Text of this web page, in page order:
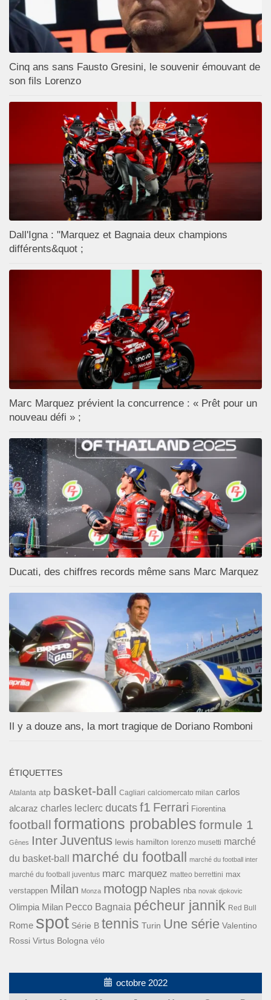
Cinq ans sans Fausto Gresini, le souvenir émouvant de
son fils Lorenzo
Dall'Igna : "Marquez et Bagnaia deux champions
différents&quot ;
Marc Marquez prévient la concurrence : « Prêt pour un
nouveau défi » ;
Ducati, des chiffres records même sans Marc Marquez
Il y a douze ans, la mort tragique de Doriano Romboni
ÉTIQUETTES
Atalanta atp basket-ball Cagliari calciomercato milan carlos
alcaraz charles leclerc ducats f1 Ferrari Fiorentina
football formations probables formule 1
Gênes InterJuventus lewis hamilton lorenzo musetti marché
du basket-ball
marché du football marché du football inter
marché du football juventus marc marquez matteo berrettini max
verstappen Milan Monza motogp Naples nba novak djokovic
Olimpia Milan Pecco Bagnaia pécheur jannik Red Bull
Rome spot Série B tennis Turin Une série Valentino
Rossi Virtus Bologna vélo
octobre 2022